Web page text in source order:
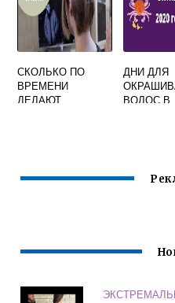
СКОЛЬКО ПО
ВРЕМЕНИ
ДЕЛАЮТ
ДНИ ДЛЯ
ВОЛОС В